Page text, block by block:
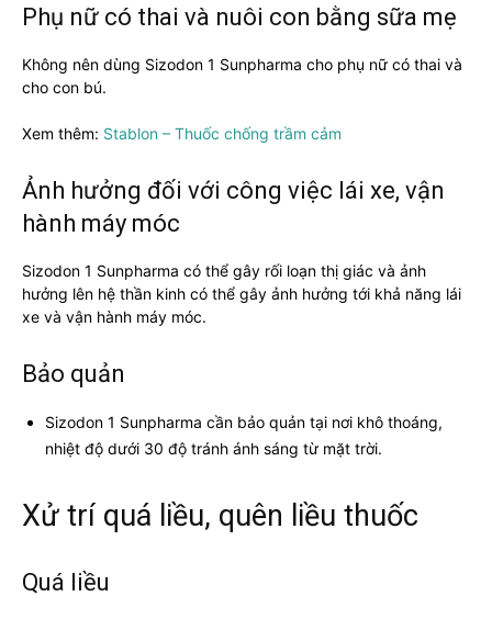
Phụ nữ có thai và nuôi con bằng sữa mẹ
Không nên dùng Sizodon 1 Sunpharma cho phụ nữ có thai và
cho con bú.
Xem thêm: Stablon – Thuốc chống trầm cảm
Ảnh hưởng đối với công việc lái xe, vận
hành máy móc
Sizodon 1 Sunpharma có thể gây rối loạn thị giác và ảnh
hưởng lên hệ thần kinh có thể gây ảnh hưởng tới khả năng lái
xe và vận hành máy móc.
Bảo quản
Sizodon 1 Sunpharma cần bảo quản tại nơi khô thoáng,
nhiệt độ dưới 30 độ tránh ánh sáng từ mặt trời.
Xử trí quá liều, quên liều thuốc
Quá liều